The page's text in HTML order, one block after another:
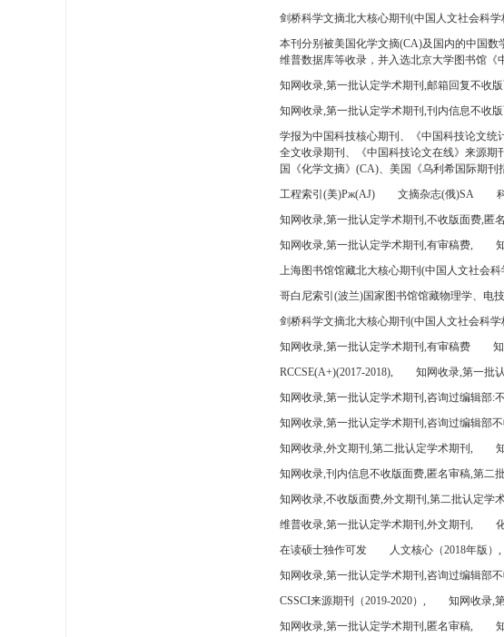
剑桥科学文摘北大核心期刊(中国人文社会科
本刊分别被美国化学文摘(CA)及国内的中国数
维普数据库等收录，并入选北京大学图书馆《
知网收录,第一批认定学术期刊,邮箱回复不收
知网收录,第一批认定学术期刊,刊内信息不收
学报为中国科技核心期刊、《中国科技论文统
全文收录期刊、《中国科技论文在线》来源
国《化学文摘》(CA)、美国《乌利希国际期
工程索引(美)Pж(AJ)
文摘杂志(俄)SA
知网收录,第一批认定学术期刊,不收版面费,匿
知网收录,第一批认定学术期刊,有审稿费,
上海图书馆馆藏北大核心期刊(中国人文社会
哥白尼索引(波兰)国家图书馆馆藏物理学、电
剑桥科学文摘北大核心期刊(中国人文社会科
知网收录,第一批认定学术期刊,有审稿费
RCCSE(A+)(2017-2018),
知网收录,第一批
知网收录,第一批认定学术期刊,咨询过编辑部:
知网收录,第一批认定学术期刊,咨询过编辑部
知网收录,外文期刊,第二批认定学术期刊,
知网收录,刊内信息不收版面费,匿名审稿,第二
知网收录,不收版面费,外文期刊,第二批认定学
维普收录,第一批认定学术期刊,外文期刊,
在读硕士独作可发
人文核心（2018年版）,
知网收录,第一批认定学术期刊,咨询过编辑部
CSSCI来源期刊（2019-2020）,
知网收录,
知网收录,第一批认定学术期刊,匿名审稿,